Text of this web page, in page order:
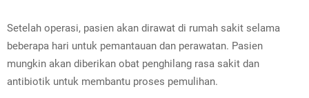
Setelah operasi, pasien akan dirawat di rumah sakit selama
beberapa hari untuk pemantauan dan perawatan. Pasien
mungkin akan diberikan obat penghilang rasa sakit dan
antibiotik untuk membantu proses pemulihan.